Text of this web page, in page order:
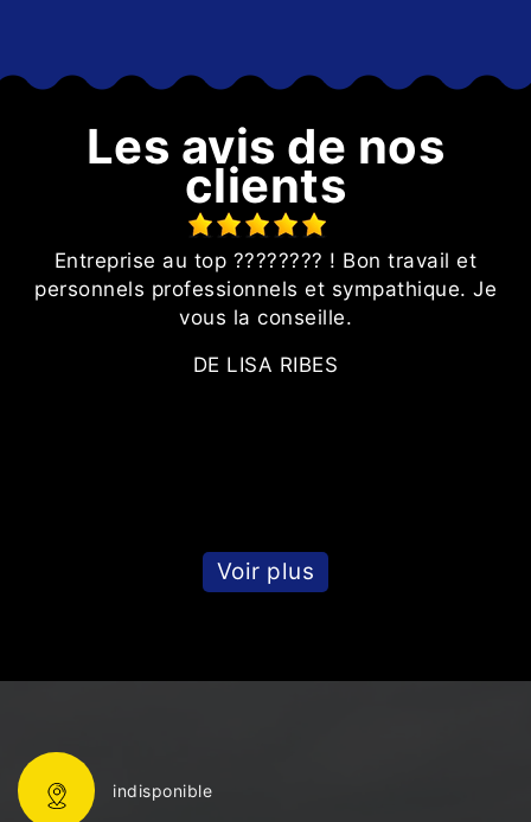
Les avis de nos
clients
Entreprise au top ???????? ! Bon travail et
personnels professionnels et sympathique. Je
vous la conseille.
DE LISA RIBES
Voir plus
indisponible